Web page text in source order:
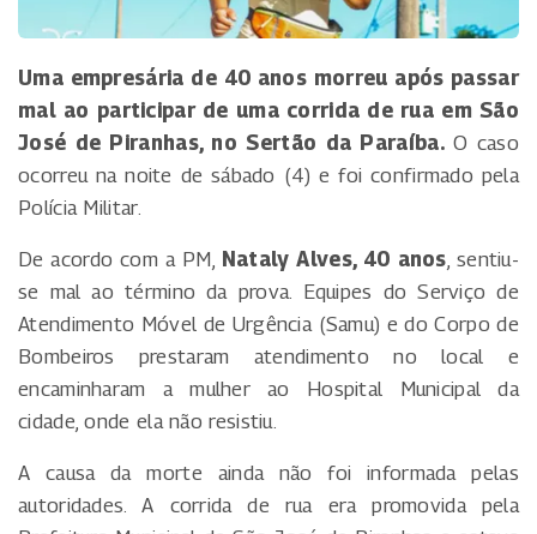
Uma empresária de 40 anos morreu após passar
mal ao participar de uma corrida de rua em São
José de Piranhas, no Sertão da Paraíba.O caso
ocorreu na noite de sábado (4) e foi confirmado pela
Polícia Militar.
De acordo com a PM, Nataly Alves, 40 anos , sentiu-
se mal ao término da prova. Equipes do Serviço de
Atendimento Móvel de Urgência (Samu) e do Corpo de
Bombeiros prestaram atendimento no local e
encaminharam a mulher ao Hospital Municipal da
cidade, onde ela não resistiu.
A causa da morte ainda não foi informada pelas
autoridades. A corrida de rua era promovida pela